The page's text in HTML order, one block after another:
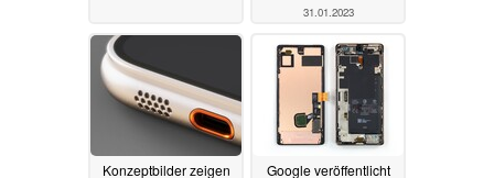
31.01.2023
Konzeptbilder zeigen
Google veröffentlicht